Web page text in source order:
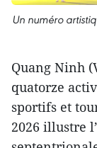
Un numéro
Quang Ninh
quatorze
sportifs et
2026 illustre